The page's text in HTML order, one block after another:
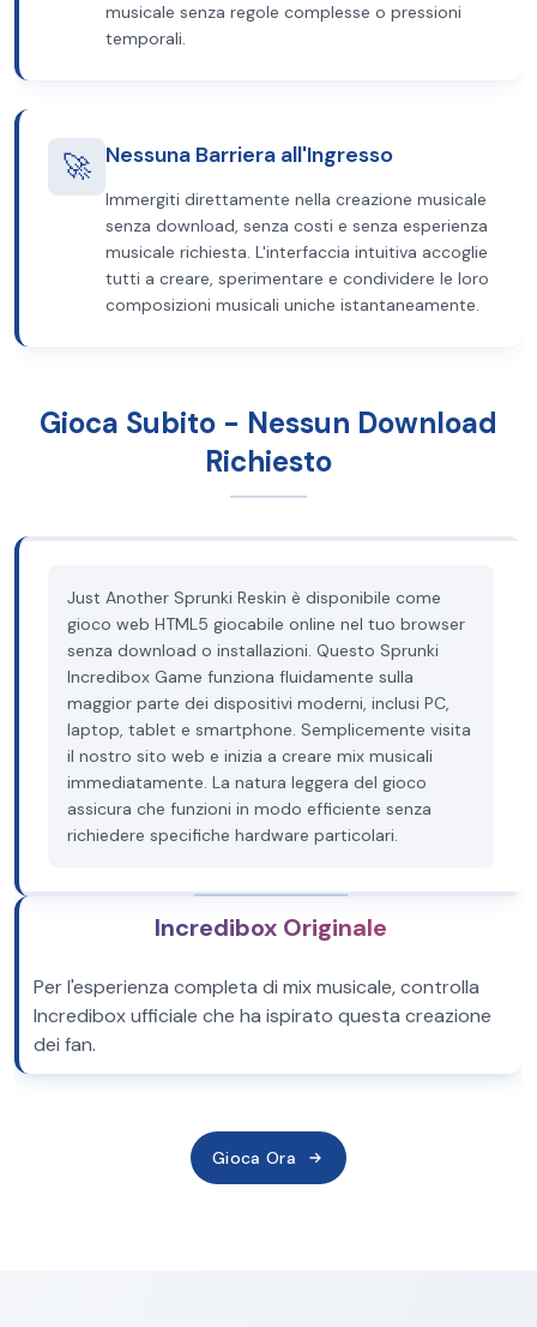
musicale senza regole complesse o pressioni
temporali.
🚀 Nessuna Barriera all'Ingresso
Immergiti direttamente nella creazione musicale
senza download, senza costi e senza esperienza
musicale richiesta. L'interfaccia intuitiva accoglie
tutti a creare, sperimentare e condividere le loro
composizioni musicali uniche istantaneamente.
Gioca Subito - Nessun Download
Richiesto
Just Another Sprunki Reskin è disponibile come
gioco web HTML5 giocabile online nel tuo browser
senza download o installazioni. Questo Sprunki
Incredibox Game funziona fluidamente sulla
maggior parte dei dispositivi moderni, inclusi PC,
laptop, tablet e smartphone. Semplicemente visita
il nostro sito web e inizia a creare mix musicali
immediatamente. La natura leggera del gioco
assicura che funzioni in modo efficiente senza
richiedere specifiche hardware particolari.
Incredibox Originale
Per l'esperienza completa di mix musicale, controlla
Incredibox ufficiale che ha ispirato questa creazione
dei fan.
Gioca Ora